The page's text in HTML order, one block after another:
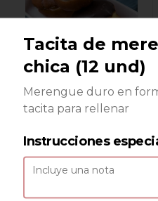
Tacita de
chica (12 und)
Merengue duro en
tacita para rellenar
Instrucciones